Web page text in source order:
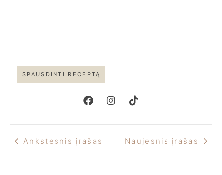
SPAUSDINTI RECEPTĄ
Ankstesnis įrašas Naujesnis įrašas